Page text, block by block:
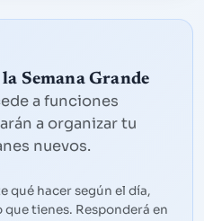
Semana Grande
a funciones
a organizar tu
nuevos.
qué hacer según el día,
tienes. Responderá en